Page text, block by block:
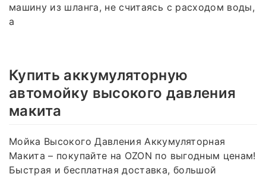
машину из шланга, не считаясь с расходом воды,
а
Купить аккумуляторную
автомойку высокого давления
макита
Мойка Высокого Давления Аккумуляторная
Макита – покупайте на OZON по выгодным ценам!
Быстрая и бесплатная доставка, большой